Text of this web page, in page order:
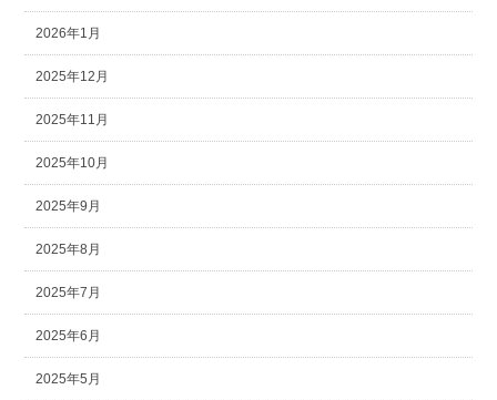
2026年1月
2025年12月
2025年11月
2025年10月
2025年9月
2025年8月
2025年7月
2025年6月
2025年5月